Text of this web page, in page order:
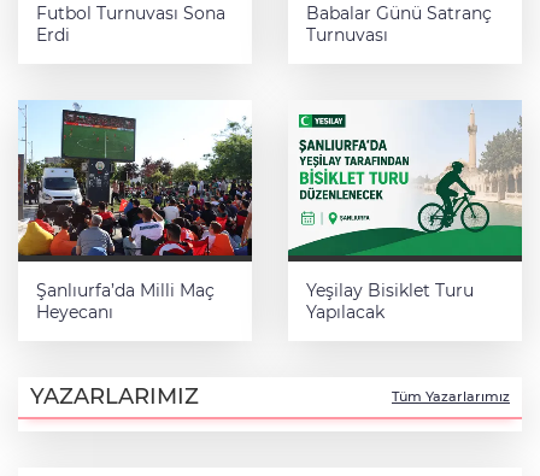
Futbol Turnuvası Sona
Erdi
Babalar Günü Satranç
Turnuvası
Şanlıurfa’da Milli Maç
Heyecanı
Yeşilay Bisiklet Turu
Yapılacak
YAZARLARIMIZ Tüm Yazarlarımız